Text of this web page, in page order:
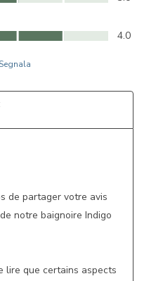
4.0
Segnala
de partager votre avis
notre baignoire Indigo
lire que certains aspects